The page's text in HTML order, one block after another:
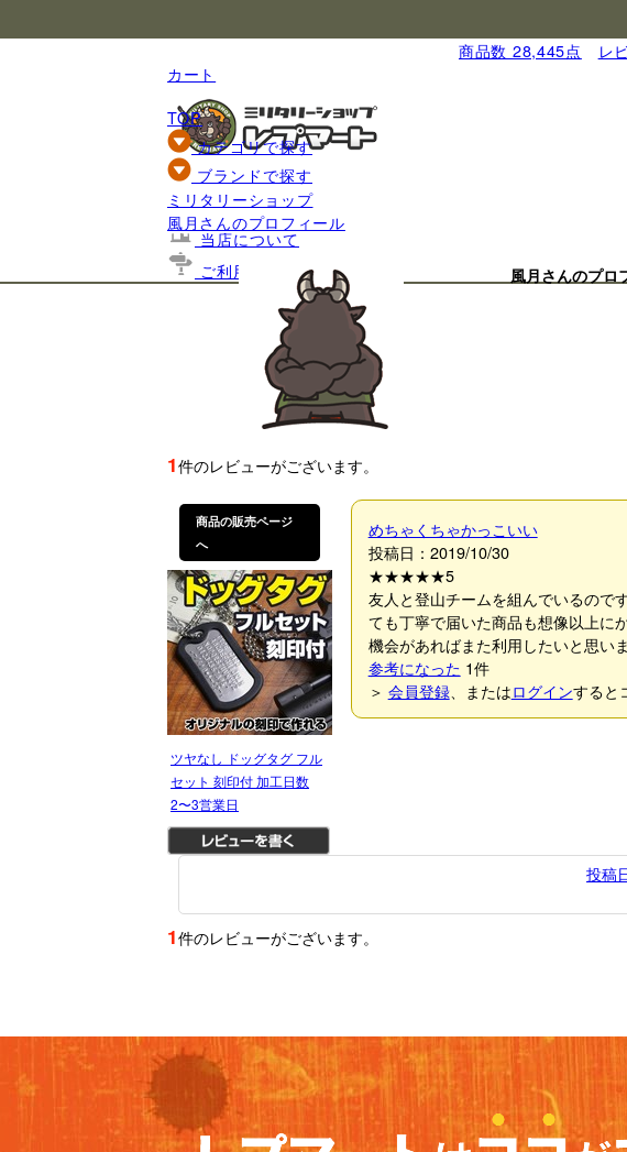
商品数 28,445点
レ
カート
TOP
カテゴリで探す
ブランドで探す
基礎知識
当店について
ご利用ガイド
ミリタリーショップ
風月さんのプロフィール
風月さんのプロ
1件のレビューがございます。
商品の販売ページ
へ
ツヤなし ドッグタグ フル
セット 刻印付 加工日数
2〜3営業日
めちゃくちゃかっこいい
投稿日：2019/10/30
★★★★★5
友人と登山チームを組んでいるので
ても丁寧で届いた商品も想像以上に
機会があればまた利用したいと思い
参考になった 1件
＞ 会員登録、またはログインすると
投稿
1件のレビューがございます。